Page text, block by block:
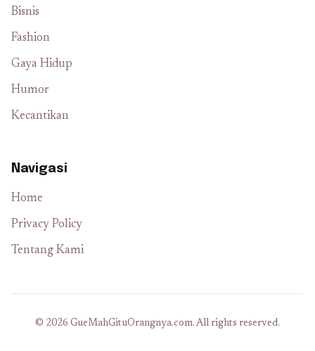
Bisnis
Fashion
Gaya Hidup
Humor
Kecantikan
Navigasi
Home
Privacy Policy
Tentang Kami
© 2026 GueMahGituOrangnya.com. All rights reserved.